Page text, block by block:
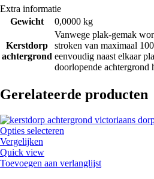
Extra informatie
Gewicht
0,0000 kg
Kerstdorp
achtergrond
Vanwege plak-gemak
stroken van maximaal
eenvoudig naast elkaar
doorlopende achtergrond
Gerelateerde producten
Opties selecteren
Vergelijken
Quick view
Toevoegen aan verlanglijst